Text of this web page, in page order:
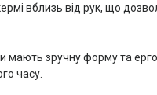
вблизь від рук, що
мають зручну форму та
часу.